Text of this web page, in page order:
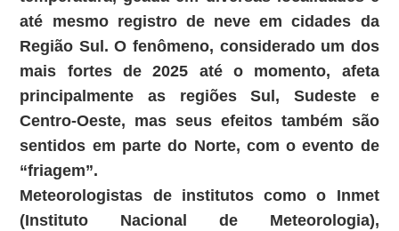
até mesmo registro de neve em cidades da
Região Sul. O fenômeno, considerado um dos
mais fortes de 2025 até o momento, afeta
principalmente as regiões Sul, Sudeste e
Centro-Oeste, mas seus efeitos também são
sentidos em parte do Norte, com o evento de
“friagem”.
Meteorologistas de institutos como o Inmet
(Instituto Nacional de Meteorologia),